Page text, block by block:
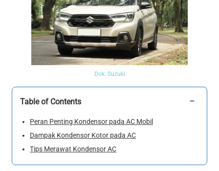
Dok. Suzuki
Table of Contents −
Peran Penting Kondensor pada AC Mobil
Dampak Kondensor Kotor pada AC
Tips Merawat Kondensor AC